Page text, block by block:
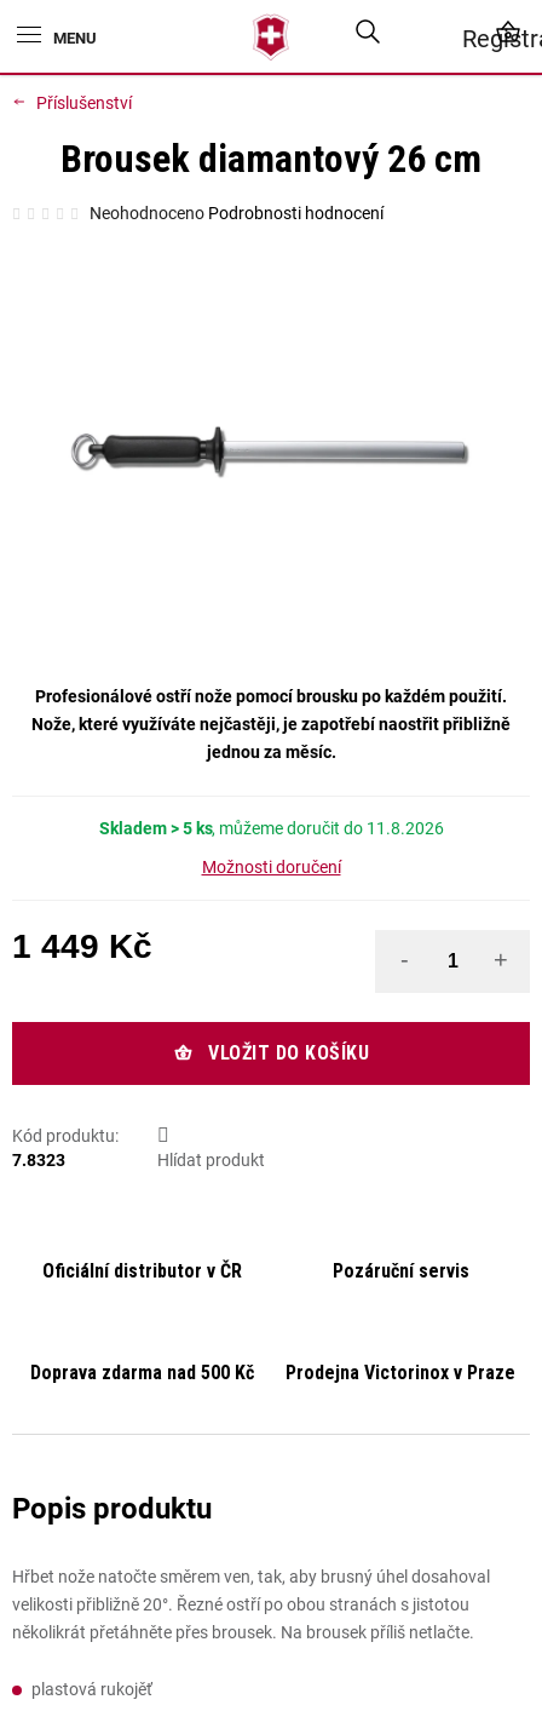
na
Příslušenství
Profesionálové ostří nože pomocí brousku po každém použití.
Nože, které využíváte nejčastěji, je zapotřebí naostřit přibližně
jednou za měsíc.
Skladem> 5 ks
11.8.2026
Možnosti doručení
1 449 Kč
VLOŽIT DO KOŠÍKU
Kód produktu:
7.8323
Hlídat produkt
Brousek diamantový 26 cm
Průměrné
hodnocení
Neohodnoceno Podrobnosti hodnocení
Oficiální distributor v ČR Pozáruční servis
Doprava zdarma nad 500 Kč Prodejna Victorinox v Praze
Hřbet nože natočte směrem ven, tak, aby brusný úhel dosahoval
velikosti přibližně 20°. Řezné ostří po obou stranách s jistotou
několikrát přetáhněte přes brousek. Na brousek příliš netlačte.
plastová rukojěť